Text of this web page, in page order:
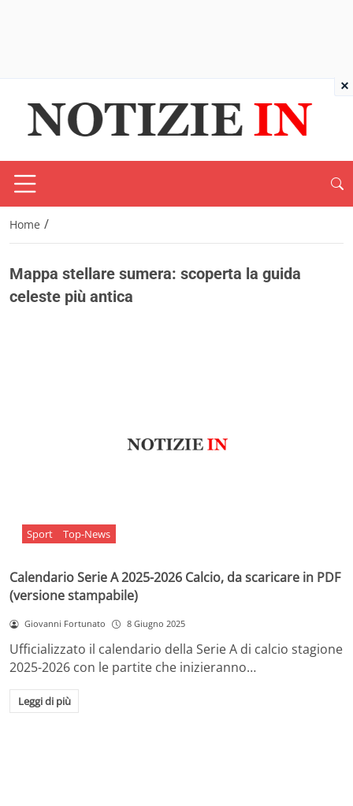
Home /
Mappa stellare sumera: scoperta la guida
celeste più antica
Sport Top-News
Calendario Serie A 2025-2026 Calcio, da scaricare in PDF
(versione stampabile)
Giovanni Fortunato 8 Giugno 2025
Ufficializzato il calendario della Serie A di calcio stagione
2025-2026 con le partite che inizieranno…
Leggi di più
×